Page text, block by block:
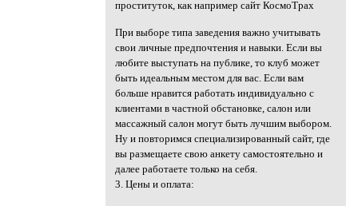
проституток, как например сайт КосмоТрах
При выборе типа заведения важно учитывать
свои личные предпочтения и навыки. Если вы
любите выступать на публике, то клуб может
быть идеальным местом для вас. Если вам
больше нравится работать индивидуально с
клиентами в частной обстановке, салон или
массажный салон могут быть лучшим выбором.
Ну и повторимся специализированный сайт, где
вы размещаете свою анкету самостоятельно и
далее работаете только на себя.
3. Цены и оплата: